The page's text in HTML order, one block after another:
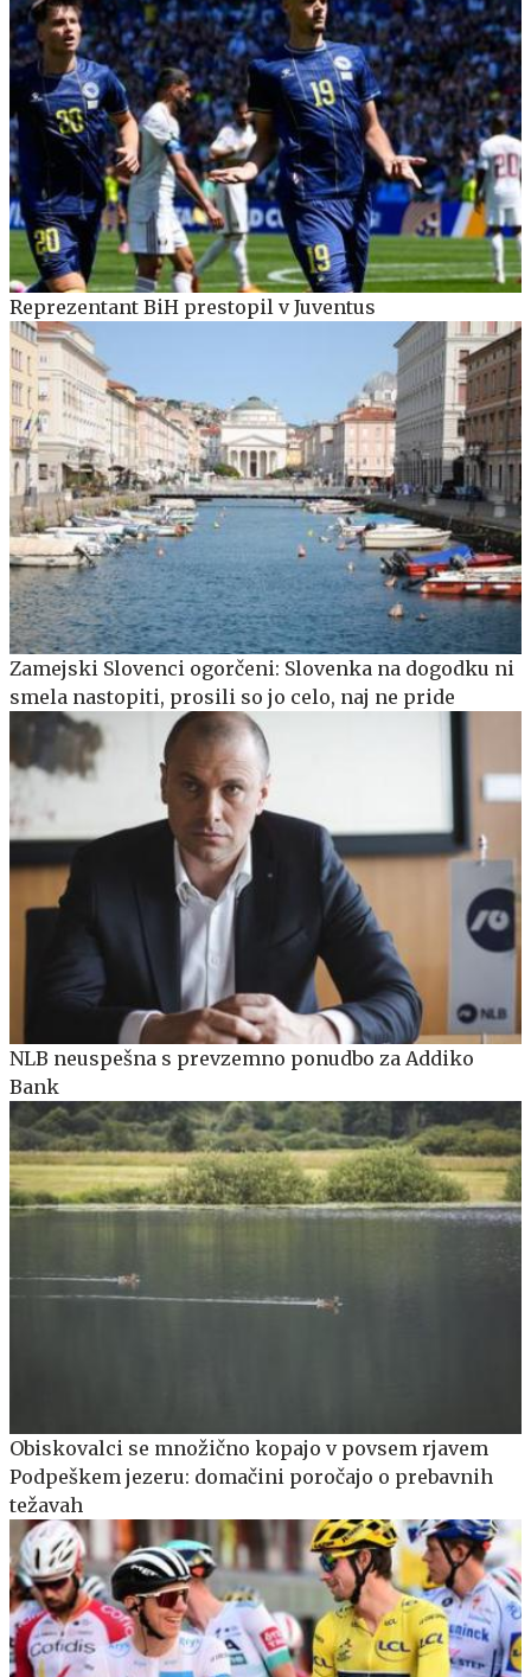
Reprezentant BiH prestopil v Juventus
Zamejski Slovenci ogorčeni: Slovenka na dogodku ni
smela nastopiti, prosili so jo celo, naj ne pride
NLB neuspešna s prevzemno ponudbo za Addiko
Bank
Obiskovalci se množično kopajo v povsem rjavem
Podpeškem jezeru: domačini poročajo o prebavnih
težavah